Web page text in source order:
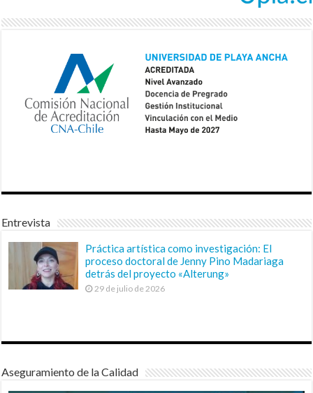
Entrevista
Práctica artística como investigación: El
proceso doctoral de Jenny Pino Madariaga
detrás del proyecto «Alterung»
29 de julio de 2026
Aseguramiento de la Calidad